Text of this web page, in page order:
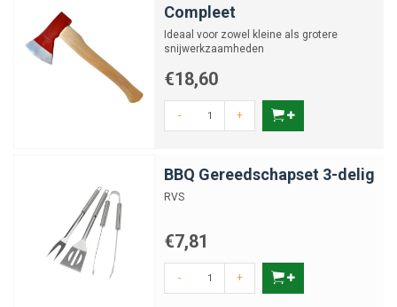
Compleet
Ideaal voor zowel kleine als grotere
snijwerkzaamheden
€18,60
- +
BBQ Gereedschapset 3-delig
RVS
€7,81
- +